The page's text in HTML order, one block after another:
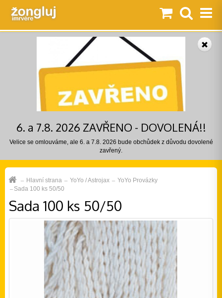
6. a 7.8. 2026 ZAVŘENO - DOVOLENÁ!!
Velice se omlouváme, ale 6. a 7.8. 2026 bude obchůdek z důvodu dovolené
zavřený.
Hlavní strana YoYo / Astrojax
YoYo Provázky
Sada 100 ks 50/50
Sada 100 ks 50/50